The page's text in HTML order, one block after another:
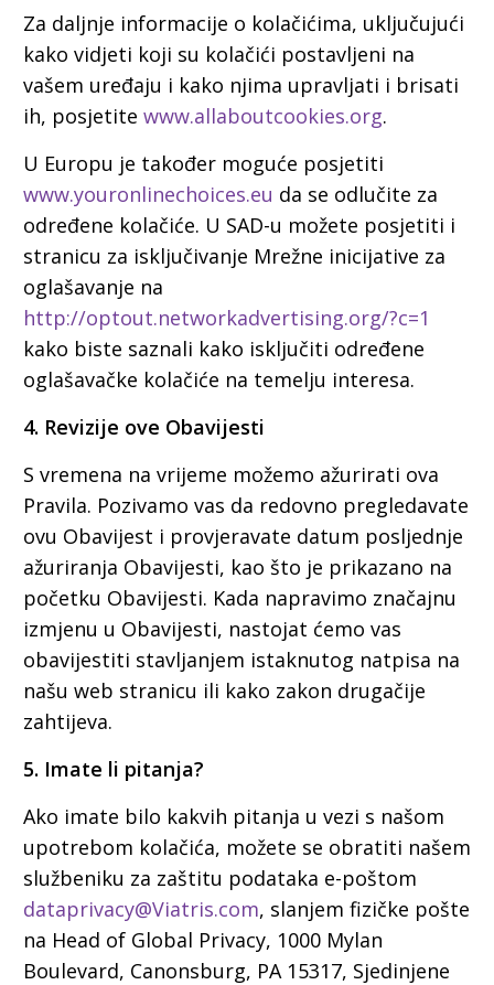
Za daljnje informacije o kolačićima, uključujući
kako vidjeti koji su kolačići postavljeni na
vašem uređaju i kako njima upravljati i brisati
ih, posjetite www.allaboutcookies.org.
U Europu je također moguće posjetiti
www.youronlinechoices.eu da se odlučite za
određene kolačiće. U SAD-u možete posjetiti i
stranicu za isključivanje Mrežne inicijative za
oglašavanje na
http://optout.networkadvertising.org/?c=1
kako biste saznali kako isključiti određene
oglašavačke kolačiće na temelju interesa.
4. Revizije ove Obavijesti
S vremena na vrijeme možemo ažurirati ova
Pravila. Pozivamo vas da redovno pregledavate
ovu Obavijest i provjeravate datum posljednje
ažuriranja Obavijesti, kao što je prikazano na
početku Obavijesti. Kada napravimo značajnu
izmjenu u Obavijesti, nastojat ćemo vas
obavijestiti stavljanjem istaknutog natpisa na
našu web stranicu ili kako zakon drugačije
zahtijeva.
5. Imate li pitanja?
Ako imate bilo kakvih pitanja u vezi s našom
upotrebom kolačića, možete se obratiti našem
službeniku za zaštitu podataka e-poštom
dataprivacy@Viatris.com, slanjem fizičke pošte
na Head of Global Privacy, 1000 Mylan
Boulevard, Canonsburg, PA 15317, Sjedinjene